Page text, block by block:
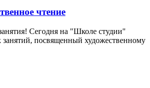
чтение
Сегодня на "Школе студии"
занятий, посвященный художественному